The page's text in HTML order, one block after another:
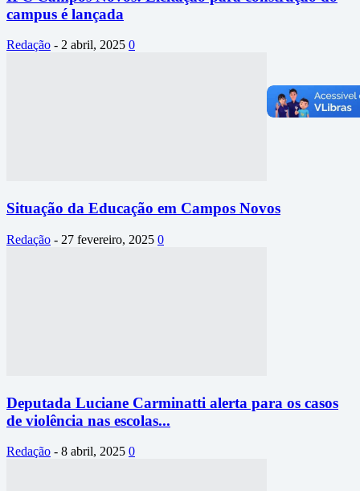
campus é lançada
Redação - 2 abril, 2025 0
Situação da Educação em Campos Novos
Redação - 27 fevereiro, 2025 0
Deputada Luciane Carminatti alerta para os casos
de violência nas escolas...
Redação - 8 abril, 2025 0